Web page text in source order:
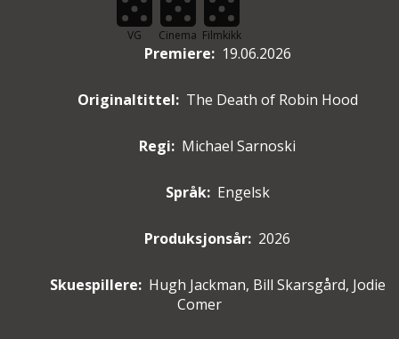
VG Cinema Filmkikk
Premiere: 19.06.2026
Originaltittel: The Death of Robin Hood
Regi: Michael Sarnoski
Språk: Engelsk
Produksjonsår: 2026
Skuespillere: Hugh Jackman, Bill Skarsgård, Jodie
Comer